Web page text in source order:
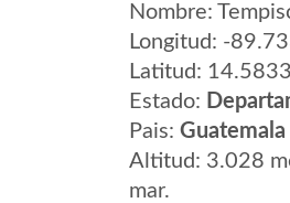
Nombre:
Longitud: -
Latitud:
Estado:
Pais: Guatemala
Altitud: 3.028
mar.